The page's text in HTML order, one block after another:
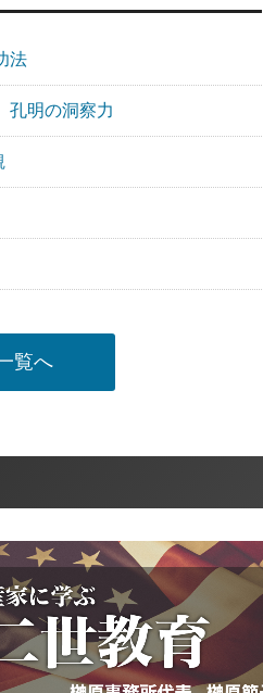
法
孔明の洞察力
覧へ